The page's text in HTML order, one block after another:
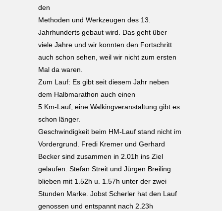
den
Methoden und Werkzeugen des 13.
Jahrhunderts gebaut wird. Das geht über
viele Jahre und wir konnten den Fortschritt
auch schon sehen, weil wir nicht zum ersten
Mal da waren.
Zum Lauf: Es gibt seit diesem Jahr neben
dem Halbmarathon auch einen
5 Km-Lauf, eine Walkingveranstaltung gibt es
schon länger.
Geschwindigkeit beim HM-Lauf stand nicht im
Vordergrund. Fredi Kremer und Gerhard
Becker sind zusammen in 2.01h ins Ziel
gelaufen. Stefan Streit und Jürgen Breiling
blieben mit 1.52h u. 1.57h unter der zwei
Stunden Marke. Jobst Scherler hat den Lauf
genossen und entspannt nach 2.23h